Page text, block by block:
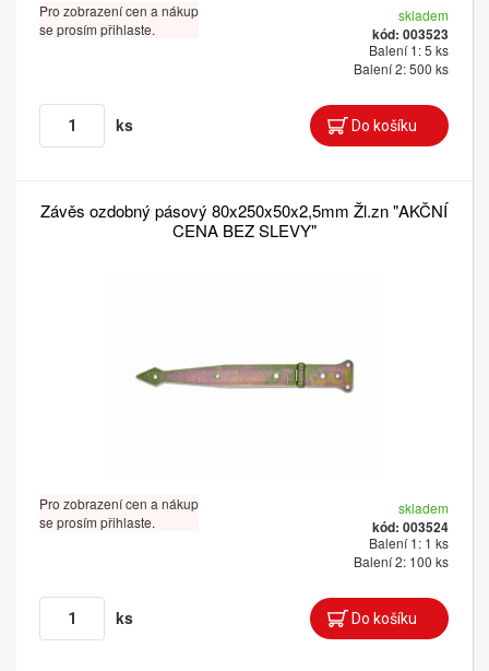
Pro zobrazení cen a nákup
se prosím přihlaste.
skladem
kód: 003523
Balení 1: 5 ks
Balení 2: 500 ks
ks
Závěs ozdobný pásový 80x250x50x2,5mm Žl.zn "AKČNÍ
CENA BEZ SLEVY"
Pro zobrazení cen a nákup
se prosím přihlaste.
skladem
kód: 003524
Balení 1: 1 ks
Balení 2: 100 ks
ks